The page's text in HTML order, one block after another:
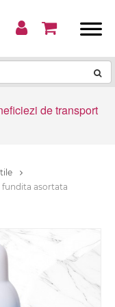
de transport
fundita asortata